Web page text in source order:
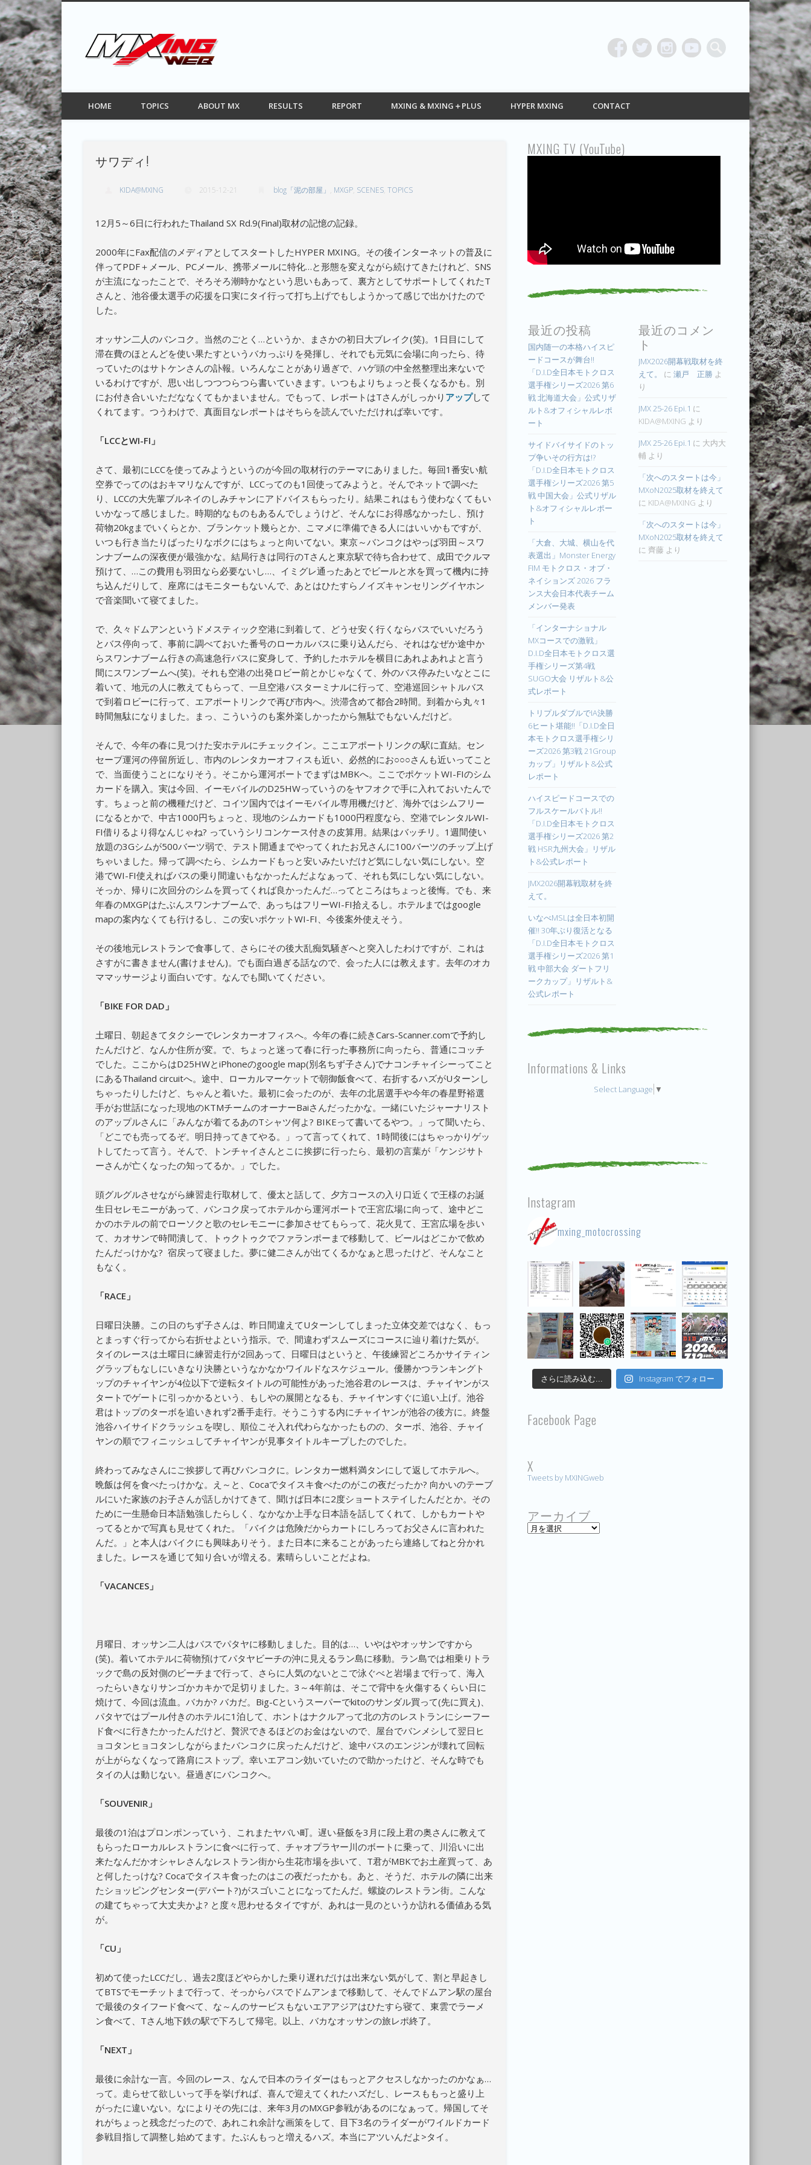
MXING web モトクロス情報 MOTOCROSSING
モトクロス情報サイト
FacebookTwitterPinterest Vimeo
HOME TOPICS ABOUT MX RESULTS REPORT MXING & MXING＋PLUS HYPER MXING CONTACT
サワディ!
KIDA@MXING 2015-12-21 blog「泥の部屋」 , MXGP, SCENES,TOPICS
12月5～6日に行われたThailand SX Rd.9(Final)取材の記憶の記録。
2000年にFax配信のメディアとしてスタートしたHYPER MXING。その後インターネットの普及に
伴ってPDF＋メール、PCメール、携帯メールに特化…と形態を変えながら続けてきたけれど、SNS
が主流になったことで、そろそろ潮時かなという思いもあって、裏方としてサポートしてくれたT
さんと、池谷優太選手の応援を口実にタイ行って打ち上げでもしようかって感じで出かけたので
した。
オッサン二人のバンコク。当然のごとく…というか、まさかの初日大ブレイク(笑)。1日目にして
滞在費のほとんどを使い果たすというバカっぷりを発揮し、それでも元気に会場に向ったら、待
っていたのはサトケンさんの訃報。いろんなことがあり過ぎで、ハゲ頭の中全然整理出来ないで
いるわけですが、思い出しつつつらつら書いていきます。いつもよりちょっと長くなるかも。別
にお付き合いいただななくてもかまいません。でもって、レポートはTさんがしっかり アップして
くれてます。つうわけで、真面目なレポートはそちらを読んでいただければ幸いです。
「LCCとWI-FI」
さて、最初にLCCを使ってみようというのが今回の取材行のテーマにありました。毎回1番安い航
空券でってのはおキマリなんですが、LCCってのも1回使ってみようと。そんでネットで調べた
り、LCCの大先輩ブルネイのしみチャンにアドバイスもらったり。結果これはもう使わなくてもい
いかなって感じました。時期的なものもあるんでしょうけど、そんなにお得感なかったし、預け
荷物20kgまでいくらとか、ブランケット幾らとか、こマメに準備できる人にはいいかもですが、
いつも行き当たりばったりなボクにはちょっと向いてない。東京～バンコクはやっぱ羽田～スワ
ンナブームの深夜便が最強かな。結局行きは同行のTさんと東京駅で待ち合わせて、成田でクルマ
預けて、…この費用も羽田なら必要ないし…、イミグレ通ったあとでビールと水を買って機内に持
ち込んだりして、座席にはモニターもないんで、あとはひたすらノイズキャンセリングイヤホン
で音楽聞いて寝てました。
で、久々ドムアンというドメスティック空港に到着して、どうせ安く行くならバスでいいだろう
とバス停向って、事前に調べておいた番号のローカルバスに乗り込んだら、それはなぜか途中か
らスワンナブーム行きの高速急行バスに変身して、予約したホテルを横目にあれよあれよと言う
間にスワンブームへ(笑)。それも空港の出発ロビー前とかじゃなくて、外のバス停みたいなとこに
着いて、地元の人に教えてもらって、一旦空港バスターミナルに行って、空港巡回シャトルバス
で到着ロビーに行って、エアポートリンクで再び市内へ。渋滞含めて都合2時間。到着から丸々1
時間無駄になりました。まっ、こういうのも案外楽しかったから無駄でもないんだけど。
そんで、今年の春に見つけた安ホテルにチェックイン。ここエアポートリンクの駅に直結。セン
セーブ運河の停留所近し、市内のレンタカーオフィスも近い、必然的にお○○○さんも近いってこと
で、当面使うことになりそう。そこから運河ボートでまずはMBKへ。ここでポケットWI-FIのシム
カードを購入。実は今回、イーモバイルのD25HWっていうのをヤフオクで手に入れておいたんで
す。ちょっと前の機種だけど、コイツ国内ではイーモバイル専用機だけど、海外ではシムフリー
になるとかで、中古1000円ちょっと、現地のシムカードも1000円程度なら、空港でレンタルWI-
FI借りるより得なんじゃね? っていうシリコンケース付きの皮算用。結果はバッチリ。1週間使い
放題の3Gシムが500バーツ弱で、テスト開通までやってくれたお兄さんに100バーツのチップ上げ
ちゃいました。帰って調べたら、シムカードもっと安いみたいだけど気にしない気にしない。空
港でWI-FI使えればバスの乗り間違いもなかったんだよなぁって、それも気にしない気にしない。
そっか、帰りに次回分のシムを買ってくれば良かったんだ…ってところはちょっと後悔。でも、来
年春のMXGPはたぶんスワンナブームで、あっちはフリーWI-FI拾えるし。ホテルまではgoogle
mapの案内なくても行けるし、この安いポケットWI-FI、今後案外使えそう。
その後地元レストランで食事して、さらにその後大乱痴気騒ぎへと突入したわけですが、これは
さすがに書きません(書けません)。でも面白過ぎる話なので、会った人には教えます。去年のオカ
ママッサージより面白いです。なんでも聞いてください。
「BIKE FOR DAD」
土曜日、朝起きてタクシーでレンタカーオフィスへ。今年の春に続きCars-Scanner.comで予約し
たんだけど、なんか住所が変。で、ちょっと迷って春に行った事務所に向ったら、普通にコッチ
でした。ここからはD25HWとiPhoneのgoogle map(別名ちず子さん)でナコンチャイシーってこと
にあるThailand circuitへ。途中、ローカルマーケットで朝御飯食べて、右折するハズがUターンし
ちゃったりしたけど、ちゃんと着いた。最初に会ったのが、去年の北居選手や今年の春星野裕選
手がお世話になった現地のKTMチームのオーナーBaiさんだったかな。一緒にいたジャーナリスト
のアップルさんに「みんなが着てるあのTシャツ何よ? BIKEって書いてるやつ。」って聞いたら、
「どこでも売ってるぞ。明日持ってきてやる。」って言ってくれて、1時間後にはちゃっかりゲッ
トしてたって言う。そんで、トンチャイさんとこに挨拶に行ったら、最初の言葉が「ケンジサト
ーさんが亡くなったの知ってるか。」でした。
頭グルグルさせながら練習走行取材して、優太と話して、夕方コースの入り口近くで王様のお誕
生日セレモニーがあって、バンコク戻ってホテルから運河ボートで王宮広場に向って、途中どこ
かのホテルの前でローソクと歌のセレモニーに参加させてもらって、花火見て、王宮広場を歩い
て、カオサンで時間潰して、トゥクトゥクでファランポーまで移動して、ビールはどこかで飲め
たんだっけかな? 宿戻って寝ました。夢に健二さんが出てくるかなぁと思ったけど、そんなこと
もなく。
「RACE」
日曜日決勝。この日のちず子さんは、昨日間違えてUターンしてしまった立体交差ではなく、もっ
とまっすぐ行ってから右折せよという指示。で、間違わずスムーズにコースに辿り着けた気が。
タイのレースは土曜日に練習走行が2回あって、日曜日はというと、午後練習どころかサイティン
グラップもなしにいきなり決勝というなかなかワイルドなスケジュール。優勝かつランキングト
ップのチャイヤンが4位以下で逆転タイトルの可能性があった池谷君のレースは、チャイヤンがス
タートでゲートに引っかかるという、もしやの展開となるも、チャイヤンすぐに追い上げ。池谷
君はトップのターボを追いきれず2番手走行。そうこうする内にチャイヤンが池谷の後方に。終盤
池谷ハイサイドクラッシュを喫し、順位こそ入れ代わらなかったものの、ターボ、池谷、チャイ
ヤンの順でフィニッシュしてチャイヤンが見事タイトルキープしたのでした。
終わってみなさんにご挨拶して再びバンコクに。レンタカー燃料満タンにして返してホテルへ。
晩飯は何を食べたっけかな。え～と、Cocaでタイスキ食べたのがこの夜だったか? 向かいのテーブ
ルにいた家族のお子さんが話しかけてきて、聞けば日本に2度ショートステイしたんだとか。その
ために一生懸命日本語勉強したらしく、なかなか上手な日本語を話してくれて、しかもカートや
ってるとかで写真も見せてくれた。「バイクは危険だからカートにしろってお父さんに言われた
んだ。」と本人はバイクにも興味ありそう。また日本に来ることがあったら連絡してねと分かれ
ました。レースを通じて知り合いが増える。素晴らしいことだよね。
「VACANCES」
月曜日、オッサン二人はバスでパタヤに移動しました。目的は…、いやはやオッサンですから
(笑)。着いてホテルに荷物預けてパタヤビーチの沖に見えるラン島に移動。ラン島では相乗りトラ
ックで島の反対側のビーチまで行って、さらに人気のないとこで泳ぐべと岩場まで行って、海入
ったらいきなりサンゴかカキかで足切りました。3～4年前は、そこで背中を火傷するくらい日に
焼けて、今回は流血。バカか? バカだ。Big-Cというスーパーでkitoのサンダル買って(先に買え)、
パタヤではプール付きのホテルに1泊して、ホントはナクルアって北の方のレストランにシーフー
ド食べに行きたかったんだけど、贅沢できるほどのお金はないので、屋台でバンメシして翌日ヒ
ョコタンヒョコタンしながらまたバンコクに戻ったんだけど、途中バスのエンジンが壊れて回転
が上がらなくなって路肩にストップ。幸いエアコン効いていたので助かったけど、そんな時でも
タイの人は動じない。昼過ぎにバンコクへ。
「SOUVENIR」
最後の1泊はプロンポンっていう、これまたヤバい町。遅い昼飯を3月に段上君の奥さんに教えて
もらったローカルレストランに食べに行って、チャオプラヤー川のボートに乗って、川沿いに出
来たなんだかオシャレさんなレストラン街から生花市場を歩いて、T君がMBKでお土産買って、あ
と何したっけな? Cocaでタイスキ食ったのはこの夜だったかも。あと、そうだ、ホテルの隣に出来
たショッピングセンター(デパート?)がスゴいことになってたんだ。螺旋のレストラン街。こんな
の建てちゃって大丈夫かよ? と度々思わせるタイですが、あれは一見のというか訪れる価値ある気
が。
「CU」
初めて使ったLCCだし、過去2度ほどやらかした乗り遅れだけは出来ない気がして、割と早起きし
てBTSでモーチットまで行って、そっからバスでドムアンまで移動して、そんでドムアン駅の屋台
で最後のタイフード食べて、な～んのサービスもないエアアジアはひたすら寝て、東雲でラーメ
ン食べて、Tさん地下鉄の駅で下ろして帰宅。以上、バカなオッサンの旅レポ終了。
「NEXT」
最後に余計な一言。今回のレース、なんで日本のライダーはもっとアクセスしなかったのかなぁ…
って。走らせて欲しいって手を挙げれば、喜んで迎えてくれたハズだし、レースももっと盛り上
がったに違いない。なによりその先には、来年3月のMXGP参戦があるのになぁって。帰国してそ
れがちょっと残念だったので、あれこれ余計な画策をして、目下3名のライダーがワイルドカード
参戦目指して調整し始めてます。たぶんもっと増えるハズ。本当にアツいんだよ>タイ。
MXING TV (YouTube)
最近の投稿
国内随一の本格ハイスピ
ードコースが舞台!!
「D.I.D全日本モトクロス
選手権シリーズ2026 第6
戦 北海道大会」公式リザ
ルト&オフィシャルレポ
ート
サイドバイサイドのトッ
プ争いその行方は!?
「D.I.D全日本モトクロス
選手権シリーズ2026 第5
戦 中国大会」公式リザル
ト&オフィシャルレポー
ト
「大倉、大城、横山を代
表選出」Monster Energy
FIM モトクロス・オブ・
ネイションズ 2026 フラ
ンス大会日本代表チーム
メンバー発表
「インターナショナル
MXコースでの激戦」
D.I.D全日本モトクロス選
手権シリーズ第4戦
SUGO大会 リザルト&公
式レポート
トリプルダブルでIA決勝
6ヒート堪能!!「D.I.D全日
本モトクロス選手権シリ
ーズ2026 第3戦 21Group
カップ」リザルト&公式
レポート
ハイスピードコースでの
フルスケールバトル!!
「D.I.D全日本モトクロス
選手権シリーズ2026 第2
戦 HSR九州大会」リザル
ト&公式レポート
JMX2026開幕戦取材を終
えて。
いなべMSLは全日本初開
催!! 30年ぶり復活となる
「D.I.D全日本モトクロス
選手権シリーズ2026 第1
戦 中部大会 ダートフリ
ークカップ」リザルト&
公式レポート
最近のコメン
ト
JMX2026開幕戦取材を終
えて。
に 瀬戸 正勝 よ
り
JMX 25-26 Epi.1 に
KIDA@MXING より
JMX 25-26 Epi.1 に 大内大
輔 より
「次へのスタートは今」
MXoN2025取材を終えて
に KIDA@MXING より
「次へのスタートは今」
MXoN2025取材を終えて
に 齊藤 より
Informations & Links
Select Language ▼
Instagram
mxing_motocrossing
さらに読み込む... Instagram でフォロー
Facebook Page
X
Tweets by MXINGweb
アーカイブ
ア
ー